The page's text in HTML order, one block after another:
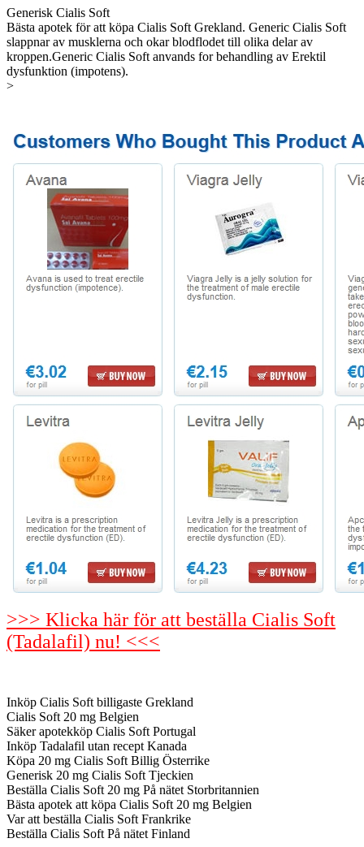
Generisk Cialis Soft
Bästa apotek för att köpa Cialis Soft Grekland. Generic Cialis Soft
slappnar av musklerna och okar blodflodet till olika delar av
kroppen.Generic Cialis Soft anvands for behandling av Erektil
dysfunktion (impotens).
>
>>> Klicka här för att beställa Cialis Soft
(Tadalafil) nu! <<<
Inköp Cialis Soft billigaste Grekland
Cialis Soft 20 mg Belgien
Säker apotekköp Cialis Soft Portugal
Inköp Tadalafil utan recept Kanada
Köpa 20 mg Cialis Soft Billig Österrike
Generisk 20 mg Cialis Soft Tjeckien
Beställa Cialis Soft 20 mg På nätet Storbritannien
Bästa apotek att köpa Cialis Soft 20 mg Belgien
Var att beställa Cialis Soft Frankrike
Beställa Cialis Soft På nätet Finland